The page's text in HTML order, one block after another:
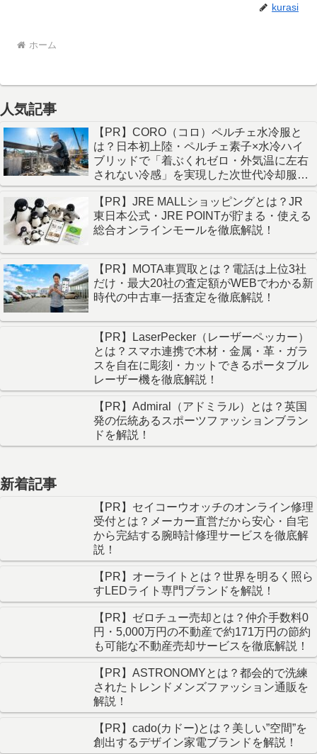
kurasi
ホーム
人気記事
【PR】CORO（コロ）ペルチェ水冷服と
は？日本初上陸・ペルチェ素子×水冷ハイ
ブリッドで「着ぶくれゼロ・外気温に左右
されない冷感」を実現した次世代冷却服を
徹底解説！
【PR】JRE MALLショッピングとは？JR
東日本公式・JRE POINTが貯まる・使える
総合オンラインモールを徹底解説！
【PR】MOTA車買取とは？電話は上位3社
だけ・最大20社の査定額がWEBでわかる新
時代の中古車一括査定を徹底解説！
【PR】LaserPecker（レーザーペッカー）
とは？スマホ連携で木材・金属・革・ガラ
スを自在に彫刻・カットできるポータブル
レーザー機を徹底解説！
【PR】Admiral（アドミラル）とは？英国
発の伝統あるスポーツファッションブラン
ドを解説！
新着記事
【PR】セイコーウオッチのオンライン修理
受付とは？メーカー直営だから安心・自宅
から完結する腕時計修理サービスを徹底解
説！
【PR】オーライトとは？世界を明るく照ら
すLEDライト専門ブランドを解説！
【PR】ゼロチュー売却とは？仲介手数料0
円・5,000万円の不動産で約171万円の節約
も可能な不動産売却サービスを徹底解説！
【PR】ASTRONOMYとは？都会的で洗練
されたトレンドメンズファッション通販を
解説！
【PR】cado(カドー)とは？美しい”空間”を
創出するデザイン家電ブランドを解説！